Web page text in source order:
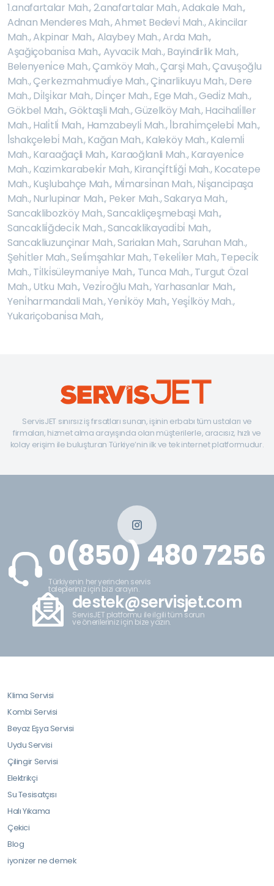
1.anafartalar Mah.,2.anafartalar Mah.,Adakale Mah.,
Adnan Menderes Mah.,Ahmet Bedevi̇ Mah.,Akincilar
Mah.,Akpinar Mah.,Alaybey Mah.,Arda Mah.,
Aşağiçobani̇sa Mah.,Ayvacik Mah.,Bayindirlik Mah.,
Belenyeni̇ce Mah.,Çamköy Mah.,Çarşi Mah.,Çavuşoğlu
Mah.,Çerkezmahmudi̇ye Mah.,Çinarlikuyu Mah.,Dere
Mah.,Di̇lşi̇kar Mah.,Di̇nçer Mah.,Ege Mah.,Gedi̇z Mah.,
Gökbel Mah.,Göktaşli Mah.,Güzelköy Mah.,Hacihali̇ller
Mah.,Hali̇tli̇ Mah., Hamzabeyli̇ Mah.,İ̇brahi̇mçelebi̇ Mah.,
İ̇shakçelebi̇ Mah.,Kağan Mah.,Kaleköy Mah.,Kalemli̇
Mah.,Karaağaçli Mah., Karaoğlanli Mah.,Karayeni̇ce
Mah.,Kazimkarabeki̇r Mah.,Kirançi̇ftli̇ği̇ Mah.,Kocatepe
Mah.,Kuşlubahçe Mah., Mi̇marsi̇nan Mah.,Ni̇şancipaşa
Mah.,Nurlupinar Mah., Peker Mah.,Sakarya Mah.,
Sancaklibozköy Mah.,Sancakliçeşmebaşi Mah.,
Sancaklii̇ğdeci̇k Mah.,Sancaklikayadi̇bi̇ Mah.,
Sancakliuzunçinar Mah.,Sarialan Mah.,Saruhan Mah.,
Şehi̇tler Mah.,Seli̇mşahlar Mah.,Tekeli̇ler Mah.,Tepeci̇k
Mah.,Ti̇lki̇süleymani̇ye Mah., Tunca Mah.,Turgut Özal
Mah.,Utku Mah.,Vezi̇roğlu Mah.,Yarhasanlar Mah.,
Yeni̇harmandali Mah.,Yeni̇köy Mah.,Yeşi̇lköy Mah.,
Yukariçobani̇sa Mah.,
ServisJET sınırsız iş fırsatları sunan, işinin erbabı tüm ustaları ve
firmaları, hizmet alma arayışında olan müşterilerle, aracısız, hızlı ve
kolay erişim ile buluşturan Türkiye’nin ilk ve tek internet platformudur.
0(850) 480 7256
Türkiyenin her yerinden servis
talepleriniz için bizi arayın.
destek@servisjet.com
ServisJET platformu ile ilgili tüm sorun
ve önerileriniz için bize yazın.
Klima Servisi
Kombi Servisi
Beyaz Eşya Servisi
Uydu Servisi
Çilingir Servisi
Elektrikçi
Su Tesisatçısı
Halı Yıkama
Çekici
Blog
iyonizer ne demek